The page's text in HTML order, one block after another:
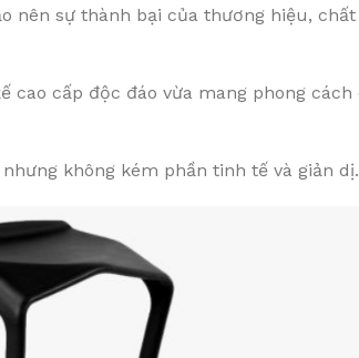
nên sự thành bại của thương hiệu,
cao cấp độc đáo vừa mang phong
không kém phần tinh tế và giản dị.